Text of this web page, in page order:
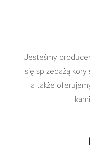
Jesteśmy
się sprzedażą
a także